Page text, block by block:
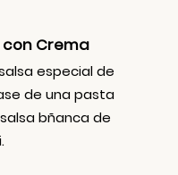
con Crema
especial de
de una pasta
bñanca de